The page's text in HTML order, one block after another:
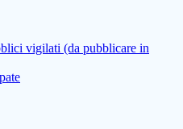
vigilati (da pubblicare in